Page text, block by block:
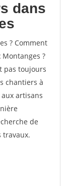
dans
? Comment
?
pas toujours
chantiers à
artisans
de
travaux.